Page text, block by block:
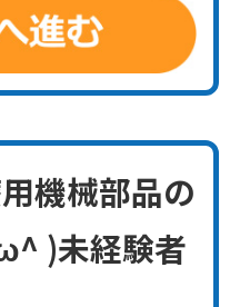
機械部品の
)未経験者